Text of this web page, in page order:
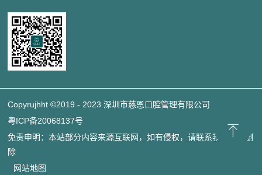
Copyrujhht ©2019 - 2023 深圳市慈恩口腔管理有限公司
粤ICP备20068137号
免责申明：本站部分内容来源互联网，如有侵权，请联系我们立即删
除
网站地图